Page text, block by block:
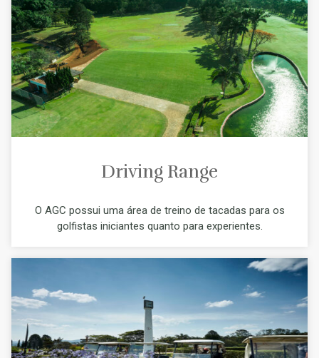
Driving Range
O AGC possui uma área de treino de tacadas para os
golfistas iniciantes quanto para experientes.